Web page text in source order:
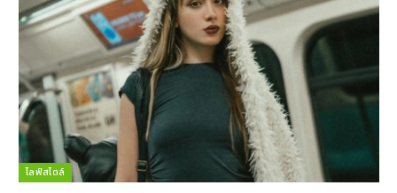
ไลฟ์สไตล์